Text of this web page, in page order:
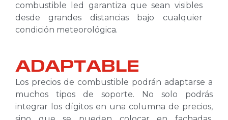
combustible led garantiza que sean visibles
desde grandes distancias bajo cualquier
condición meteorológica.
ADAPTABLE
Los precios de combustible podrán adaptarse a
muchos tipos de soporte. No solo podrás
integrar los dígitos en una columna de precios,